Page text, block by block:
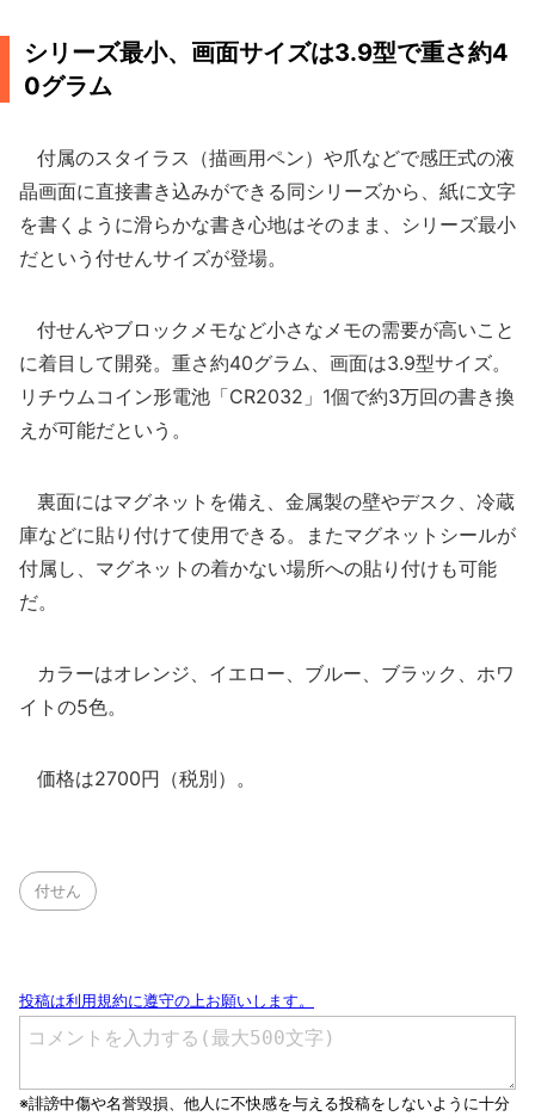
シリーズ最小、画面サイズは3.9型で重さ約4
0グラム
付属のスタイラス（描画用ペン）や爪などで感圧式の液
晶画面に直接書き込みができる同シリーズから、紙に文字
を書くように滑らかな書き心地はそのまま、シリーズ最小
だという付せんサイズが登場。
付せんやブロックメモなど小さなメモの需要が高いこと
に着目して開発。重さ約40グラム、画面は3.9型サイズ。
リチウムコイン形電池「CR2032」1個で約3万回の書き換
えが可能だという。
裏面にはマグネットを備え、金属製の壁やデスク、冷蔵
庫などに貼り付けて使用できる。またマグネットシールが
付属し、マグネットの着かない場所への貼り付けも可能
だ。
カラーはオレンジ、イエロー、ブルー、ブラック、ホワ
イトの5色。
価格は2700円（税別）。
付せん